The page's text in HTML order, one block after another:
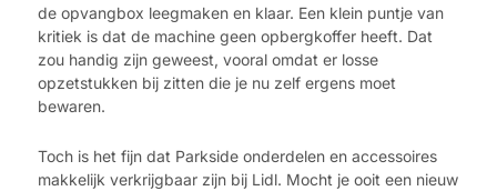
de opvangbox leegmaken en klaar. Een klein puntje van
kritiek is dat de machine geen opbergkoffer heeft. Dat
zou handig zijn geweest, vooral omdat er losse
opzetstukken bij zitten die je nu zelf ergens moet
bewaren.
Toch is het fijn dat Parkside onderdelen en accessoires
makkelijk verkrijgbaar zijn bij Lidl. Mocht je ooit een nieuw